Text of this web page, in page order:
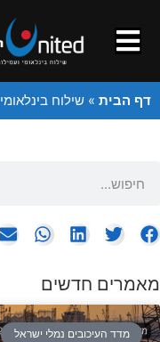
דף הבית » שילוח בינלאומי
מאמרים חדשים
מדד העיכובים נמלי ישראל